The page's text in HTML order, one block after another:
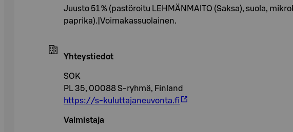
Juusto 51 % (pastöroitu LEHMÄNMAITO (Saksa), suola,
paprika).|Voimakassuolainen.
Yhteystiedot
SOK
PL 35, 00088 S-ryhmä, Finland
https://s-kuluttajaneuvonta.fi
Valmistaja